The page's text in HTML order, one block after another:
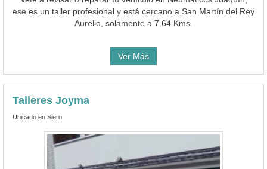
ese es un taller profesional y está cercano a San Martín del Rey
Aurelio, solamente a 7.64 Kms.
Ver Más
Talleres Joyma
Ubicado en Siero